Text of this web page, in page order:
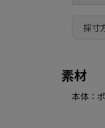
採寸
素材
本体：